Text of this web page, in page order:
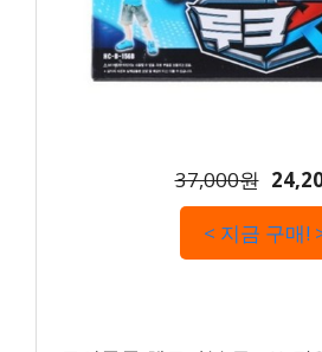
37,000원
< 지금 구매!